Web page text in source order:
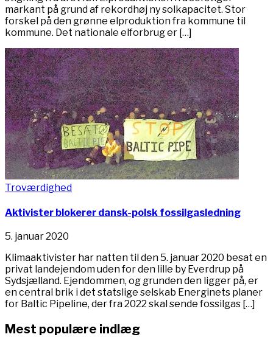
markant på grund af rekordhøj ny solkapacitet. Stor
forskel på den grønne elproduktion fra kommune til
kommune. Det nationale elforbrug er […]
Troværdighed
Aktivister blokerer dansk-polsk fossilgasledning
5. januar 2020
Klimaaktivister har natten til den 5. januar 2020 besat en
privat landejendom uden for den lille by Everdrup på
Sydsjælland. Ejendommen, og grunden den ligger på, er
en central brik i det statslige selskab Energinets planer
for Baltic Pipeline, der fra 2022 skal sende fossilgas […]
Mest populære indlæg